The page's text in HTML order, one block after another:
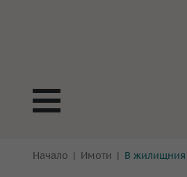
БОРСИ
Начало Имоти В жилищния